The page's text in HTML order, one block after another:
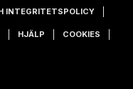
INTEGRITETSPOLICY
HJÄLP COOKIES